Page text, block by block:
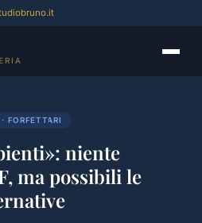
FORFETTARI
niente
ma possibili le